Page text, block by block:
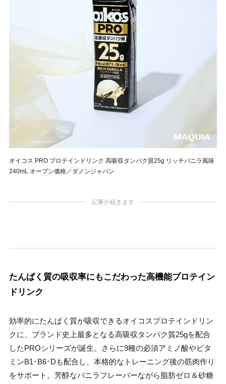
オイコス PRO プロテインドリンク 高吸収タンパク質25g リッチバニラ風味
240mL オープン価格／ダノンジャパン
記事が続きます
たんぱく質の吸収率にもこだわった高機能プロテイン
ドリンク
効率的にたんぱく質が吸収できるオイコスプロテインドリン
クに、ブランド史上最多となる高吸収タンパク質25gを配合
したPROシリーズが誕生。さらに9種の必須アミノ酸やビタ
ミンB1･B6･Dも配合し、本格的なトレーニング後の筋肉作り
をサポート。芳醇なバニラフレーバーながら脂肪ゼロ＆砂糖